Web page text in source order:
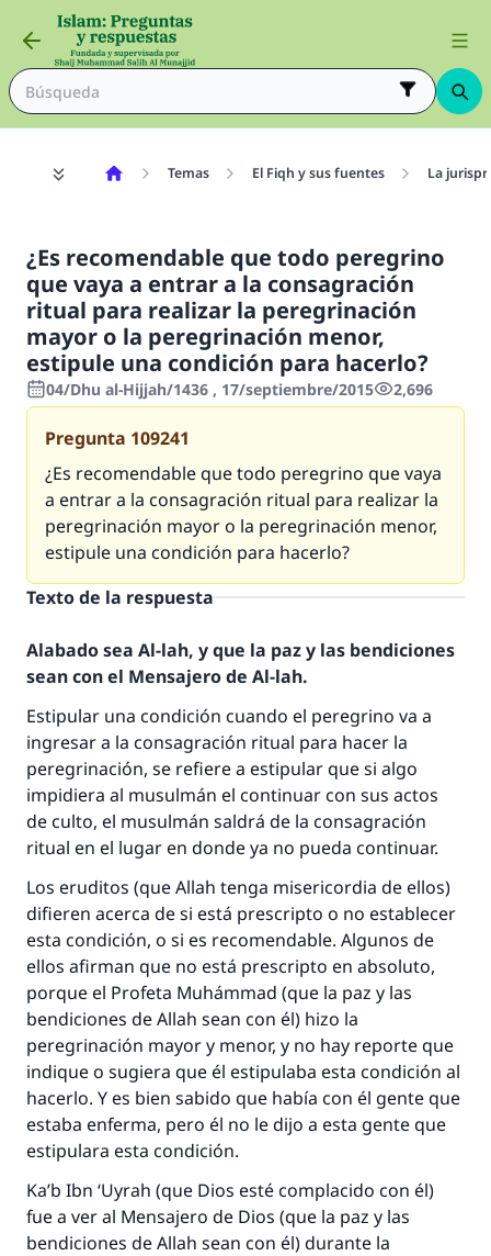
Temas El Fiqh y sus fuentes La
¿Es recomendable que todo peregrino
que vaya a entrar a la consagración
ritual para realizar la peregrinación
mayor o la peregrinación menor,
estipule una condición para hacerlo?
04/Dhu al-Hijjah/1436 , 17/septiembre/2015 2,696
Pregunta 109241
¿Es recomendable que todo peregrino que vaya
a entrar a la consagración ritual para realizar la
peregrinación mayor o la peregrinación menor,
estipule una condición para hacerlo?
Texto de la respuesta
Alabado sea Al-lah, y que la paz y las bendiciones
sean con el Mensajero de Al-lah.
Estipular una condición cuando el peregrino va a
ingresar a la consagración ritual para hacer la
peregrinación, se refiere a estipular que si algo
impidiera al musulmán el continuar con sus actos
de culto, el musulmán saldrá de la consagración
ritual en el lugar en donde ya no pueda continuar.
Los eruditos (que Allah tenga misericordia de ellos)
difieren acerca de si está prescripto o no establecer
esta condición, o si es recomendable. Algunos de
ellos afirman que no está prescripto en absoluto,
porque el Profeta Muhámmad (que la paz y las
bendiciones de Allah sean con él) hizo la
peregrinación mayor y menor, y no hay reporte que
indique o sugiera que él estipulaba esta condición al
hacerlo. Y es bien sabido que había con él gente que
estaba enferma, pero él no le dijo a esta gente que
estipulara esta condición.
Ka’b Ibn ‘Uyrah (que Dios esté complacido con él)
fue a ver al Mensajero de Dios (que la paz y las
bendiciones de Allah sean con él) durante la